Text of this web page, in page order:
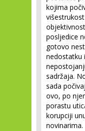
kojima
posljedice
gotovo
nedostatku
sadržaja.
sada
ovo, po
porastu
korupciji
novinarima.